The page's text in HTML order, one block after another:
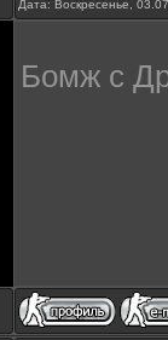
Дата: Воскресенье,
Бомж с